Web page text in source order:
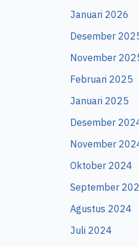
Januari 2026
Desember
November
Februari 2025
Januari 2025
Desember
November
Oktober 2024
September
Agustus 2024
Juli 2024